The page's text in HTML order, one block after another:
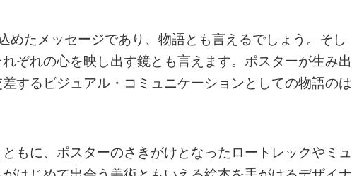
めたメッセージであり、物語とも言えるでしょう。そし
ぞれの心を映し出す鏡とも言えます。ポスターが生み出
するビジュアル・コミュニケーションとしての物語のは
もに、ポスターのさきがけとなったロートレックやミュ